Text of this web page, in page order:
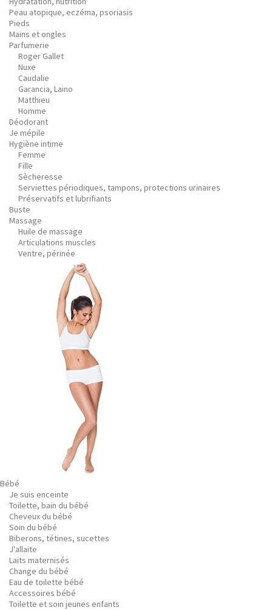
Peau atopique, eczéma, psoriasis
Pieds
Mains et ongles
Parfumerie
Roger Gallet
Nuxe
Caudalie
Garancia, Laino
Matthieu
Homme
Déodorant
Je mépile
Hygiène intime
Femme
Fille
Sècheresse
Serviettes périodiques, tampons, protections urinaires
Préservatifs et lubrifiants
Buste
Massage
Huile de massage
Articulations muscles
Ventre, périnée
Bébé
Je suis enceinte
Toilette, bain du bébé
Cheveux du bébé
Soin du bébé
Biberons, tétines, sucettes
J'allaite
Laits maternisés
Change du bébé
Eau de toilette bébé
Accessoires bébé
Toilette et soin jeunes enfants